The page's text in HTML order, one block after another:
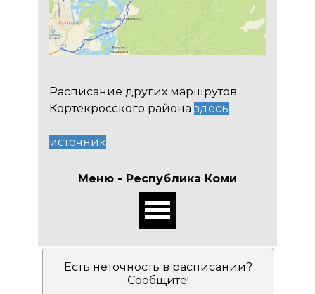
Расписание других маршрутов
Кортекросского районаздесь
источник
Меню - Республика Коми
Есть неточность в расписании?
Сообщите!